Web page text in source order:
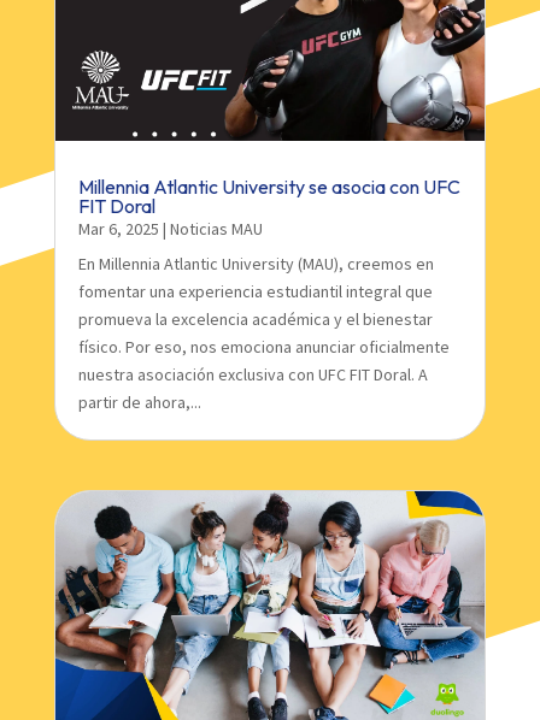
Millennia Atlantic University se asocia con UFC
FIT Doral
Mar 6, 2025 | Noticias MAU
En Millennia Atlantic University (MAU), creemos en
fomentar una experiencia estudiantil integral que
promueva la excelencia académica y el bienestar
físico. Por eso, nos emociona anunciar oficialmente
nuestra asociación exclusiva con UFC FIT Doral. A
partir de ahora,...